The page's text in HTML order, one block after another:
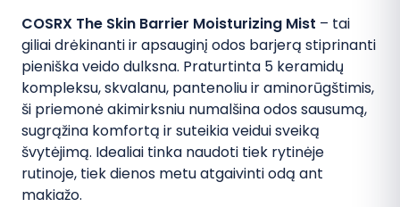
kaina:
21,99 €.
kaina:
17,99 €.
COSRX The Skin Barrier Moisturizing Mist – tai
giliai drėkinanti ir apsauginį odos barjerą stiprinanti
pieniška veido dulksna. Praturtinta 5 keramidų
kompleksu, skvalanu, pantenoliu ir aminorūgštimis,
ši priemonė akimirksniu numalšina odos sausumą,
sugrąžina komfortą ir suteikia veidui sveiką
švytėjimą. Idealiai tinka naudoti tiek rytinėje
rutinoje, tiek dienos metu atgaivinti odą ant
makiažo.